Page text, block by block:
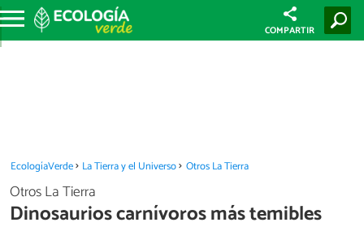
COMPARTIR
EcologíaVerde La Tierra y el Universo Otros La Tierra
Otros La Tierra
Dinosaurios carnívoros más temibles